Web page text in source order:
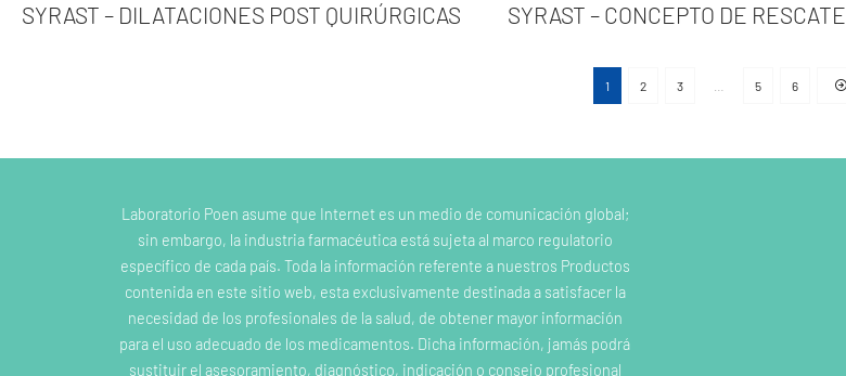
SYRAST – DILATACIONES POST QUIRÚRGICAS SYRAST – CONCEPTO DE RESCATE
1 2 3 5 6
Laboratorio Poen asume que Internet es un medio de comunicación global;
sin embargo, la industria farmacéutica está sujeta al marco regulatorio
específico de cada país. Toda la información referente a nuestros Productos
contenida en este sitio web, esta exclusivamente destinada a satisfacer la
necesidad de los profesionales de la salud, de obtener mayor información
para el uso adecuado de los medicamentos. Dicha información, jamás podrá
sustituir el asesoramiento, diagnóstico, indicación o consejo profesional